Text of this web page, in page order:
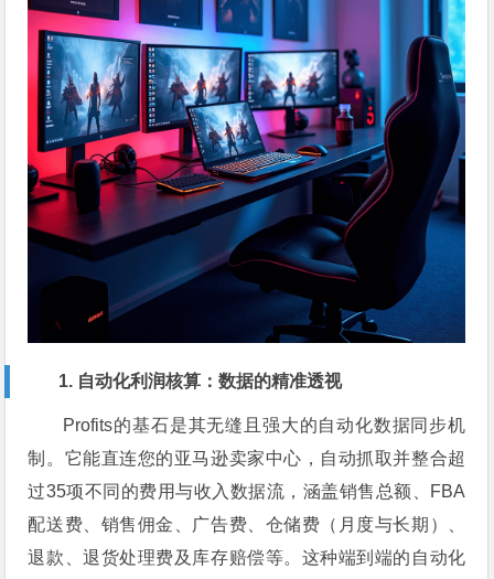
1. 自动化利润核算：数据的精准透视
Profits的基石是其无缝且强大的自动化数据同步机
制。它能直连您的亚马逊卖家中心，自动抓取并整合超
过35项不同的费用与收入数据流，涵盖销售总额、FBA
配送费、销售佣金、广告费、仓储费（月度与长期）、
退款、退货处理费及库存赔偿等。这种端到端的自动化